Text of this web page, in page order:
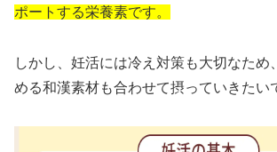
ポートする栄養素です。
しかし、妊活には冷え対策も大切なため
める和漢素材も合わせて摂っていきたい